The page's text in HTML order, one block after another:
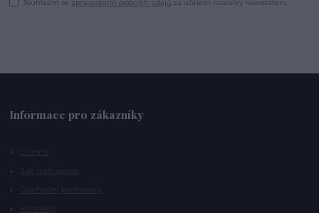
Souhlasím se zpracováním osobních údajů za účelem rozesílky newsletteru.
Informace pro zákazníky